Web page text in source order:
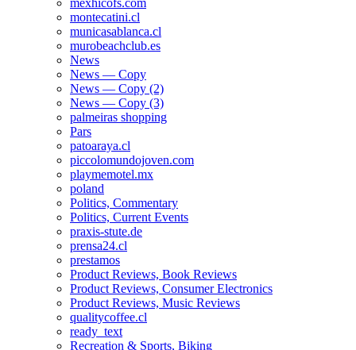
mexhicofs.com
montecatini.cl
municasablanca.cl
murobeachclub.es
News
News — Copy
News — Copy (2)
News — Copy (3)
palmeiras shopping
Pars
patoaraya.cl
piccolomundojoven.com
playmemotel.mx
poland
Politics, Commentary
Politics, Current Events
praxis-stute.de
prensa24.cl
prestamos
Product Reviews, Book Reviews
Product Reviews, Consumer Electronics
Product Reviews, Music Reviews
qualitycoffee.cl
ready_text
Recreation & Sports, Biking